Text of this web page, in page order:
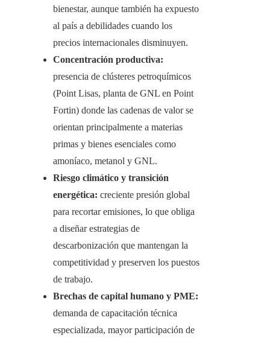
bienestar, aunque también ha expuesto
al país a debilidades cuando los
precios internacionales disminuyen.
Concentración productiva:
presencia de clústeres petroquímicos
(Point Lisas, planta de GNL en Point
Fortin) donde las cadenas de valor se
orientan principalmente a materias
primas y bienes esenciales como
amoníaco, metanol y GNL.
Riesgo climático y transición
energética: creciente presión global
para recortar emisiones, lo que obliga
a diseñar estrategias de
descarbonización que mantengan la
competitividad y preserven los puestos
de trabajo.
Brechas de capital humano y PME:
demanda de capacitación técnica
especializada, mayor participación de